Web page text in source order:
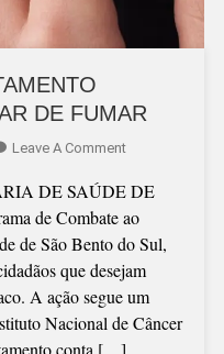
DE FUMAR
Leave A CommentOn
TEM
TRATAMENTO
GRATUITO
PARA
PARAR
DE
FUMAR
DE SAÚDE DE
de Combate ao
de São Bento do Sul,
que desejam
A ação segue um
Nacional de Câncer
conta […]